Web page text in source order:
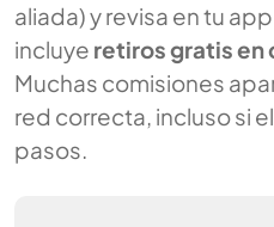
aliada) y revisa en tu
incluye retiros gratis en
Muchas comisiones
red correcta, incluso si
pasos.